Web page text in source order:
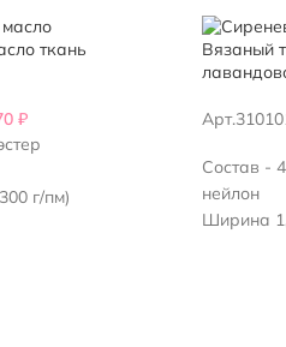
ткань
₽
г/пм)
Вязаный
Состав -
нейлон
Ширина